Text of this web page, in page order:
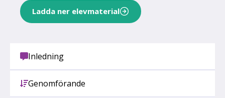
Inledning
Genomförande
Ladda ner elevmaterial